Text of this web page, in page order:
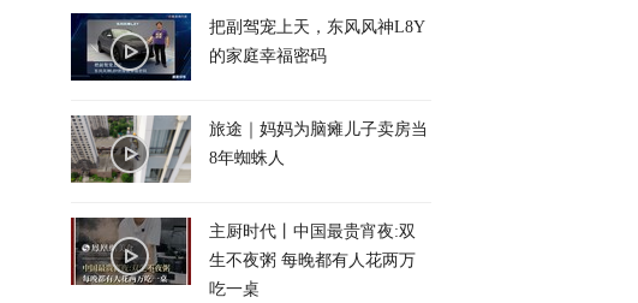
把副驾宠上天，东风风神L8Y
的家庭幸福密码
旅途｜妈妈为脑瘫儿子卖房当
8年蜘蛛人
主厨时代丨中国最贵宵夜:双
生不夜粥 每晚都有人花两万
吃一桌